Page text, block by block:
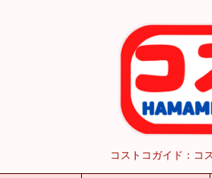
コストコガイド：コ